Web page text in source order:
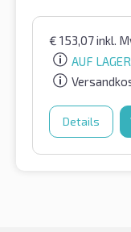
€ 153,07inkl.
AUF LAGER
Details